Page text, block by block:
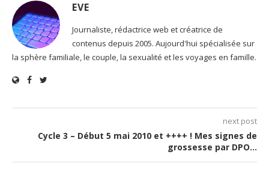
EVE
Journaliste, rédactrice web et créatrice de
contenus depuis 2005. Aujourd'hui spécialisée sur
la sphère familiale, le couple, la sexualité et les voyages en famille.
next post
Cycle 3 – Début 5 mai 2010 et ++++ ! Mes signes de
grossesse par DPO…